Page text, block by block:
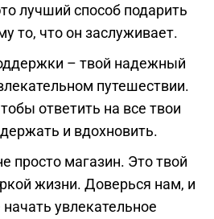
лучший способ подарить
то, что он заслуживает.
– твой надежный
путешествии.
ответить на все твои
и вдохновить.
просто магазин. Это твой
жизни. Доверься нам, и
увлекательное